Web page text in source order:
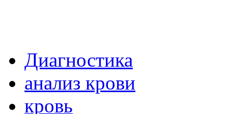
Диагностика
анализ крови
кровь